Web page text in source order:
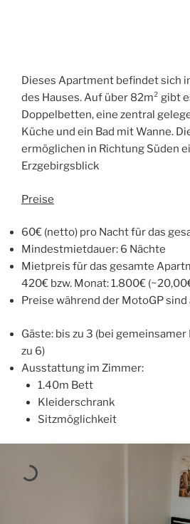
Dieses Apartment befindet sich
des Hauses. Auf über 82m² gibt
Doppelbetten, eine zentral
Küche und ein Bad mit Wanne.
ermöglichen in Richtung Süden
Erzgebirgsblick
Preise
60€ (netto) pro Nacht für das
Mindestmietdauer: 6 Nächte
Mietpreis für das gesamte
420€ bzw. Monat: 1.800€
Preise während der MotoGP
Gäste: bis zu 3 (bei
zu 6)
Ausstattung im Zimmer:
1.40m Bett
Kleiderschrank
Sitzmöglichkeit